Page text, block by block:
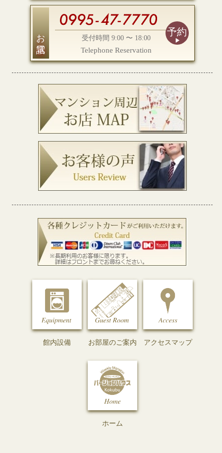
お電話 受付時間 9:00 〜 18:00
Telephone Reservation
予約
館内設備 お部屋のご案内 アクセスマップ
ホーム